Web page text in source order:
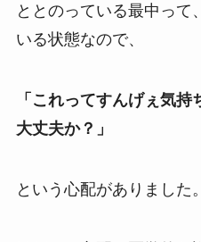
ととのっている最中って
いる状態なので、
「これってすんげぇ気
大丈夫か？」
という心配がありました。